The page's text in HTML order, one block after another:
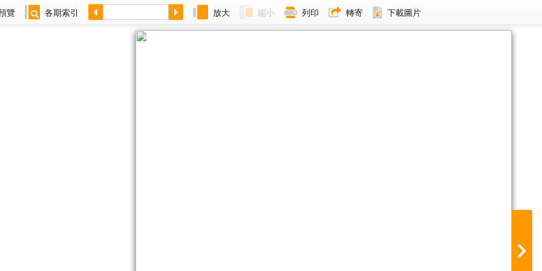
覽 各期索引 放大 縮小 列印 轉寄 下載圖片